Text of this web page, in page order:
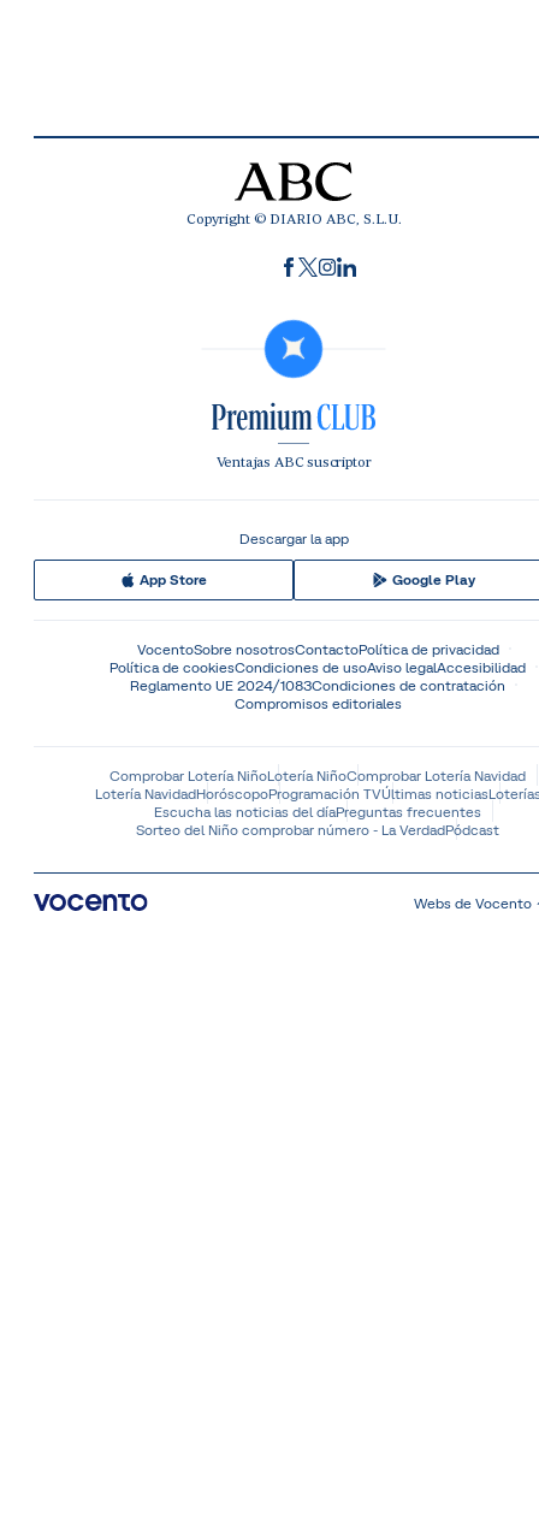
Copyright © DIARIO ABC, S.L.U.
Ventajas ABC suscriptor
Descargar la app
App Store Google Play
VocentoSobre nosotrosContactoPolítica de privacidad
Política de cookiesCondiciones de usoAviso legalAccesibilidad
Reglamento UE 2024/1083Condiciones de contratación
Compromisos editoriales
Comprobar Lotería NiñoLotería NiñoComprobar Lotería Navidad
Lotería NavidadHoróscopoProgramación TVÚltimas noticias
Escucha las noticias del díaPreguntas frecuentes
Sorteo del Niño comprobar número - La VerdadPódcast
Webs de Vocento